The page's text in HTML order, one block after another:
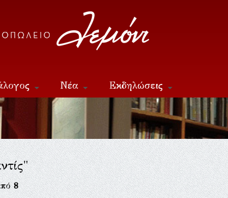
Νέα Εκδηλώσεις
8